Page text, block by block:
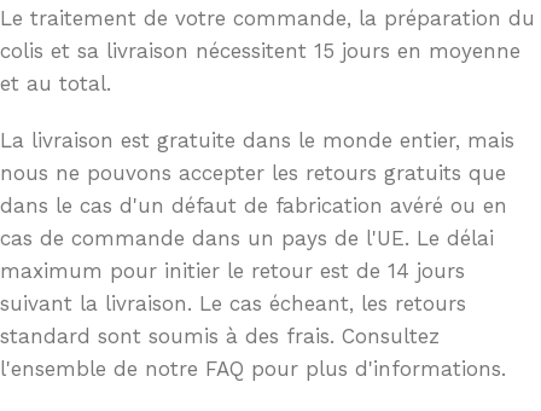
Le traitement de votre commande, la préparation du
colis et sa livraison nécessitent 15 jours en moyenne
et au total.
La livraison est gratuite dans le monde entier, mais
nous ne pouvons accepter les retours gratuits que
dans le cas d'un défaut de fabrication avéré ou en
cas de commande dans un pays de l'UE. Le délai
maximum pour initier le retour est de 14 jours
suivant la livraison. Le cas écheant, les retours
standard sont soumis à des frais. Consultez
l'ensemble de notre FAQ pour plus d'informations.